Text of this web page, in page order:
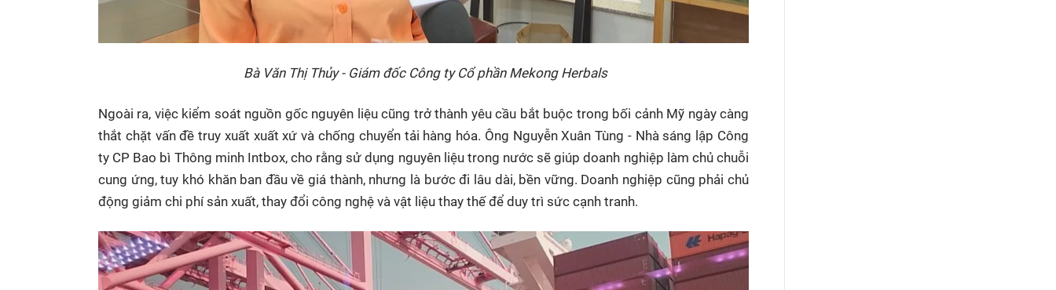
Bà Văn Thị Thủy - Giám đốc Công ty Cổ phần Mekong Herbals
Ngoài ra, việc kiểm soát nguồn gốc nguyên liệu cũng trở thành yêu cầu bắt buộc trong bối cảnh Mỹ ngày càng
thắt chặt vấn đề truy xuất xuất xứ và chống chuyển tải hàng hóa. Ông Nguyễn Xuân Tùng - Nhà sáng lập Công
ty CP Bao bì Thông minh Intbox, cho rằng sử dụng nguyên liệu trong nước sẽ giúp doanh nghiệp làm chủ chuỗi
cung ứng, tuy khó khăn ban đầu về giá thành, nhưng là bước đi lâu dài, bền vững. Doanh nghiệp cũng phải chủ
động giảm chi phí sản xuất, thay đổi công nghệ và vật liệu thay thế để duy trì sức cạnh tranh.